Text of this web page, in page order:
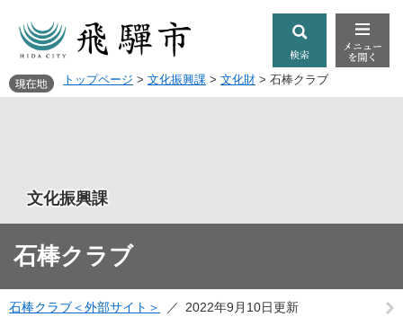
トップページ > 文化振興課 > 文化財 > 石棒クラブ
文化振興課
石棒クラブ
石棒クラブ＜外部サイト＞ 2022年9月10日更新